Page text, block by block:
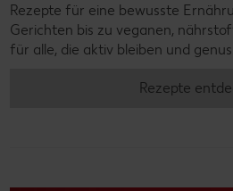
Rezepte für eine bewusste
Gerichten bis zu veganen,
für alle, die aktiv bleiben und
Rezepte